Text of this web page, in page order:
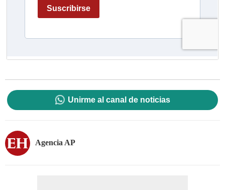
Unirme al canal de noticias
Agencia AP